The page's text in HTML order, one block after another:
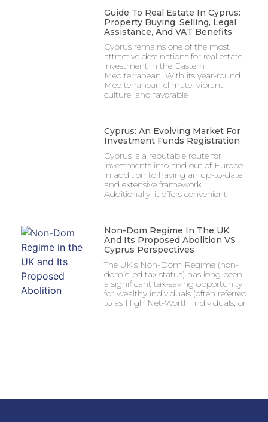
Guide To Real Estate In Cyprus:
Property Buying, Selling, Legal
Assistance, And VAT Benefits
Cyprus remains one of the most
attractive destinations for real estate
investment in the Eastern
Mediterranean. With its year-round
Mediterranean climate, vibrant
culture, and favorable
Cyprus: An Evolving Market For
Investment Funds Registration
Cyprus is a reputable route for
investments into and out of Europe
in addition to having an up-to-date
and extensive framework.
Additionally, it offers convenient
Non-Dom Regime In The UK
And Its Proposed Abolition VS
Cyprus Perspectives
The UK’s Non-Dom Regime (non-
domiciled tax status) has long been
a significant tax-saving opportunity
for wealthy individuals (often referred
to as High Net-Worth Individuals, or